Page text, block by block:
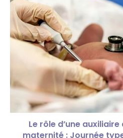
Le rôle d’une
maternité : Journée